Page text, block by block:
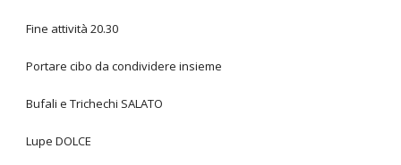
Fine attività 20.30
Portare cibo da condividere insieme
Bufali e Trichechi SALATO
Lupe DOLCE